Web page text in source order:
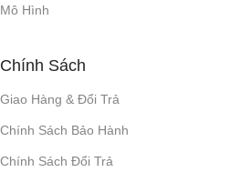
Mô Hình
Chính Sách
Giao Hàng & Đổi Trả
Chính Sách Bảo Hành
Chính Sách Đổi Trả